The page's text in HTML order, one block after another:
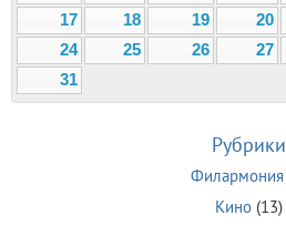
17
18 19 20
24
25 26 27
31
Рубрики
Филармония
Кино(13)